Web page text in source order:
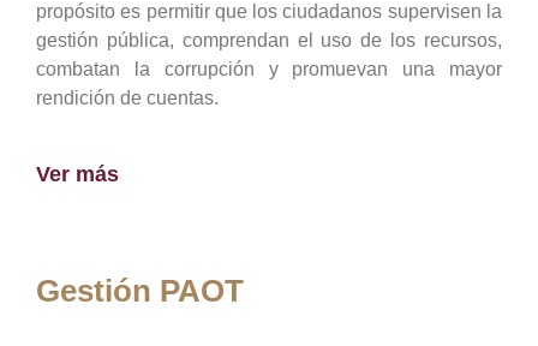
propósito es permitir que los ciudadanos supervisen la
gestión pública, comprendan el uso de los recursos,
combatan la corrupción y promuevan una mayor
rendición de cuentas.
Ver más
Gestión PAOT